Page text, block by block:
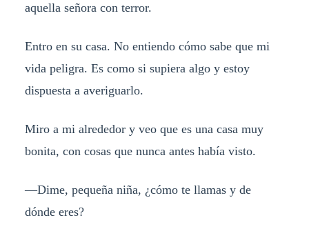
aquella señora con terror.
Entro en su casa. No entiendo cómo sabe que mi
vida peligra. Es como si supiera algo y estoy
dispuesta a averiguarlo.
Miro a mi alrededor y veo que es una casa muy
bonita, con cosas que nunca antes había visto.
—Dime, pequeña niña, ¿cómo te llamas y de
dónde eres?